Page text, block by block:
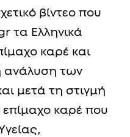
βίντεο που
τα Ελληνικά
καρέ και
ανάλυση των
μετά τη στιγμή
καρέ που